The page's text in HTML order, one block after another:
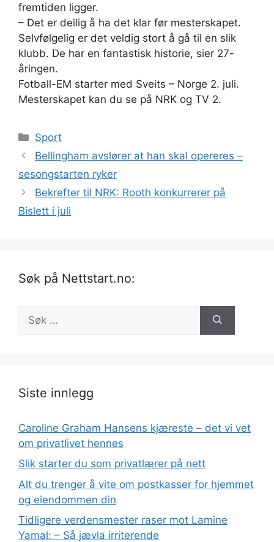
fremtiden ligger.
– Det er deilig å ha det klar før mesterskapet.
Selvfølgelig er det veldig stort å gå til en slik
klubb. De har en fantastisk historie, sier 27-
åringen.
Fotball-EM starter med Sveits – Norge 2. juli.
Mesterskapet kan du se på NRK og TV 2.
Kategorier
Sport
Bellingham avslører at han skal opereres –
sesongstarten ryker
Bekrefter til NRK: Rooth konkurrerer på
Bislett i juli
Søk på Nettstart.no:
etter:
Siste innlegg
Caroline Graham Hansens kjæreste – det vi vet
om privatlivet hennes
Slik starter du som privatlærer på nett
Alt du trenger å vite om postkasser for hjemmet
og eiendommen din
Tidligere verdensmester raser mot Lamine
Yamal: – Så jævla irriterende